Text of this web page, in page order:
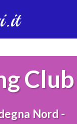
Club
Nord -